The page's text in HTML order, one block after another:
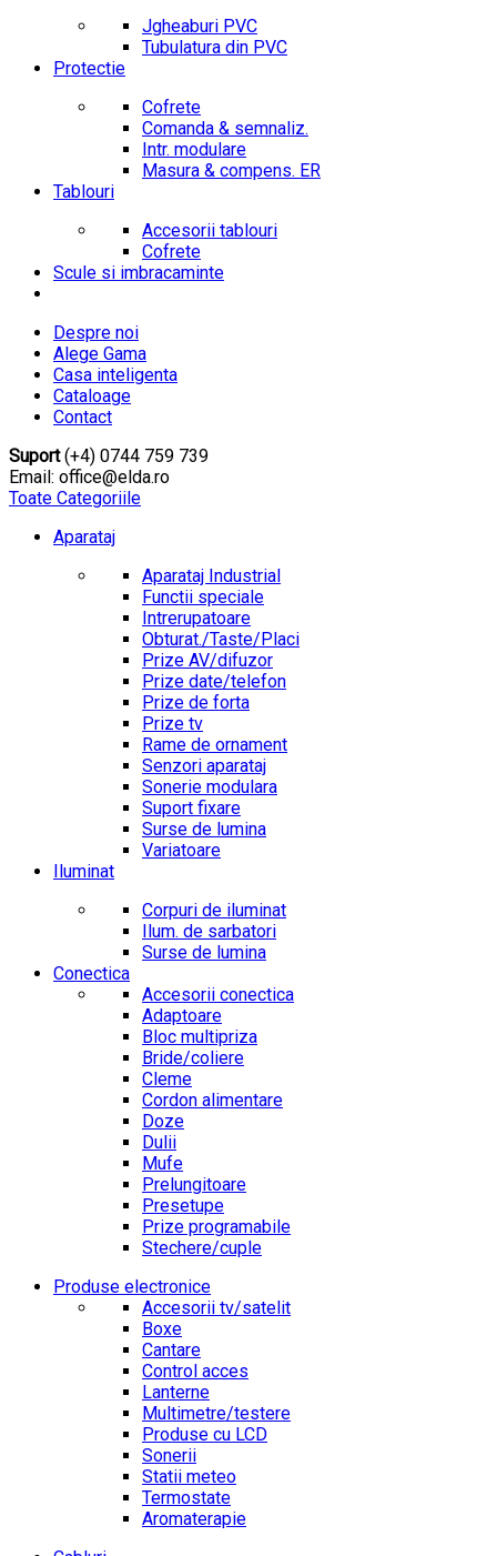
Jgheaburi PVC
Tubulatura din PVC
Protectie
Cofrete
Comanda & semnaliz.
Intr. modulare
Masura & compens. ER
Tablouri
Accesorii tablouri
Cofrete
Scule si imbracaminte
Despre noi
Alege Gama
Casa inteligenta
Cataloage
Contact
Suport(+4) 0744 759 739
Email: office@elda.ro
Toate Categoriile
Aparataj
Aparataj Industrial
Functii speciale
Intrerupatoare
Obturat./Taste/Placi
Prize AV/difuzor
Prize date/telefon
Prize de forta
Prize tv
Rame de ornament
Senzori aparataj
Sonerie modulara
Suport fixare
Surse de lumina
Variatoare
Iluminat
Corpuri de iluminat
Ilum. de sarbatori
Surse de lumina
Conectica
Accesorii conectica
Adaptoare
Bloc multipriza
Bride/coliere
Cleme
Cordon alimentare
Doze
Dulii
Mufe
Prelungitoare
Presetupe
Prize programabile
Stechere/cuple
Produse electronice
Accesorii tv/satelit
Boxe
Cantare
Control acces
Lanterne
Multimetre/testere
Produse cu LCD
Sonerii
Statii meteo
Termostate
Aromaterapie